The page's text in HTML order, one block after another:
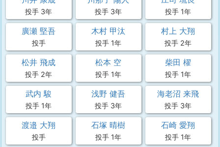
投手 3年 投手 3年 投手 1年
廣瀬 堅吾
投手
木村 甲汰
投手 1年
村上 大翔
投手 2年
松井 飛成
投手 2年
松本 空
投手 1年
柴田 櫂
投手 1年
武内 駿
投手 1年
浅野 健吾
投手 3年
海老沼 来飛
投手 3年
渡邉 大翔
投手
石塚 晴樹
投手 1年
石崎 愛翔
投手 1年